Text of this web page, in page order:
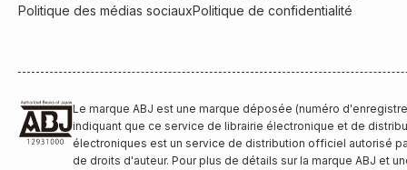
Politique des médias sociauxPolitique de confidentialité
Le marque ABJ est une marque déposée (numéro
indiquant que ce service de librairie électronique et de
électroniques est un service de distribution officiel autorisé
de droits d'auteur. Pour plus de détails sur la marque ABJ et